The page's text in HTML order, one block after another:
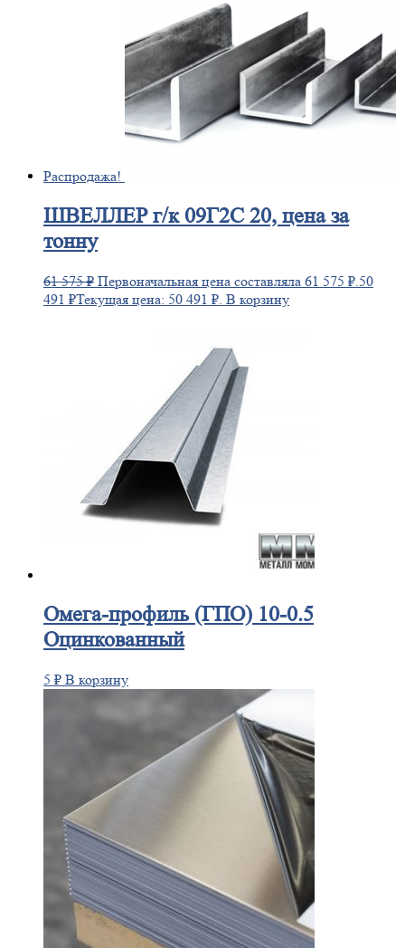
Распродажа!
ШВЕЛЛЕРг/к 09Г2С 20, цена за
тонну
61 575₽ Первоначальная цена составляла 61 575 ₽. 50
491 ₽Текущая цена: 50 491 ₽. В корзину
Омега-профиль(ГПО) 10-0.5
Оцинкованный
5 ₽ В корзину